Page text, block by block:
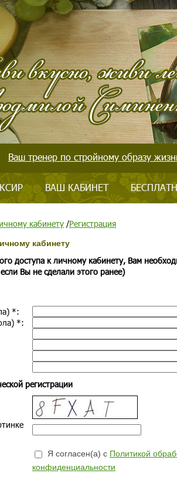
Ваш тренер по стройному образу
ВАШ КАБИНЕТ
кабинету /Регистрация
кабинету
доступа к личному кабинету, Вам
Вы не сделали этого ранее)
*:
*:
регистрации
Я согласен(а) с Политикой
конфиденциальности